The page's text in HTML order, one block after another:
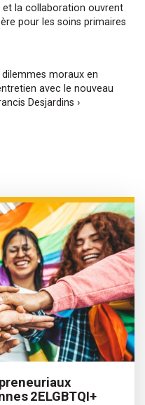
et la collaboration ouvrent
pour les soins primaires
dilemmes moraux en
avec le nouveau
Desjardins ›
2ELGBTQI+